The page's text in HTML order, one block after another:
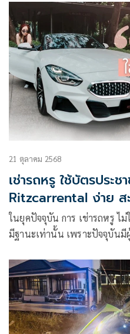
21 ตุลาคม 2568
เช่ารถหรู ใช้บัตรประ
Ritzcarrental ง่าย ส
ในยุคปัจจุบัน การ เช่ารถหรู ไ
มีฐานะเท่านั้น เพราะปัจจุบัน
พรีเมียมได้ง่ายขึ้น